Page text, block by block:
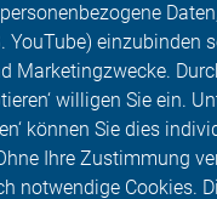
YouTube) einzubinden
Marketingzwecke.
willigen Sie ein.
können Sie dies
Ihre Zustimmung
notwendige Cookies.